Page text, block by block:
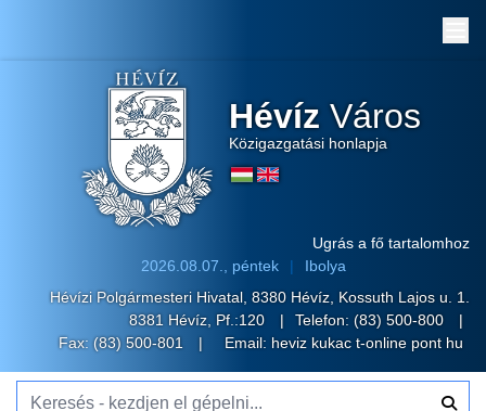
Hévíz Város
Közigazgatási honlapja
Ugrás a fő tartalomhoz
2026.08.07., péntek
Ibolya
Hévízi Polgármesteri Hivatal, 8380 Hévíz, Kossuth Lajos u. 1.
8381 Hévíz, Pf.:120
Telefon: (83) 500-800
Fax: (83) 500-801
Email: heviz kukac t-online pont hu